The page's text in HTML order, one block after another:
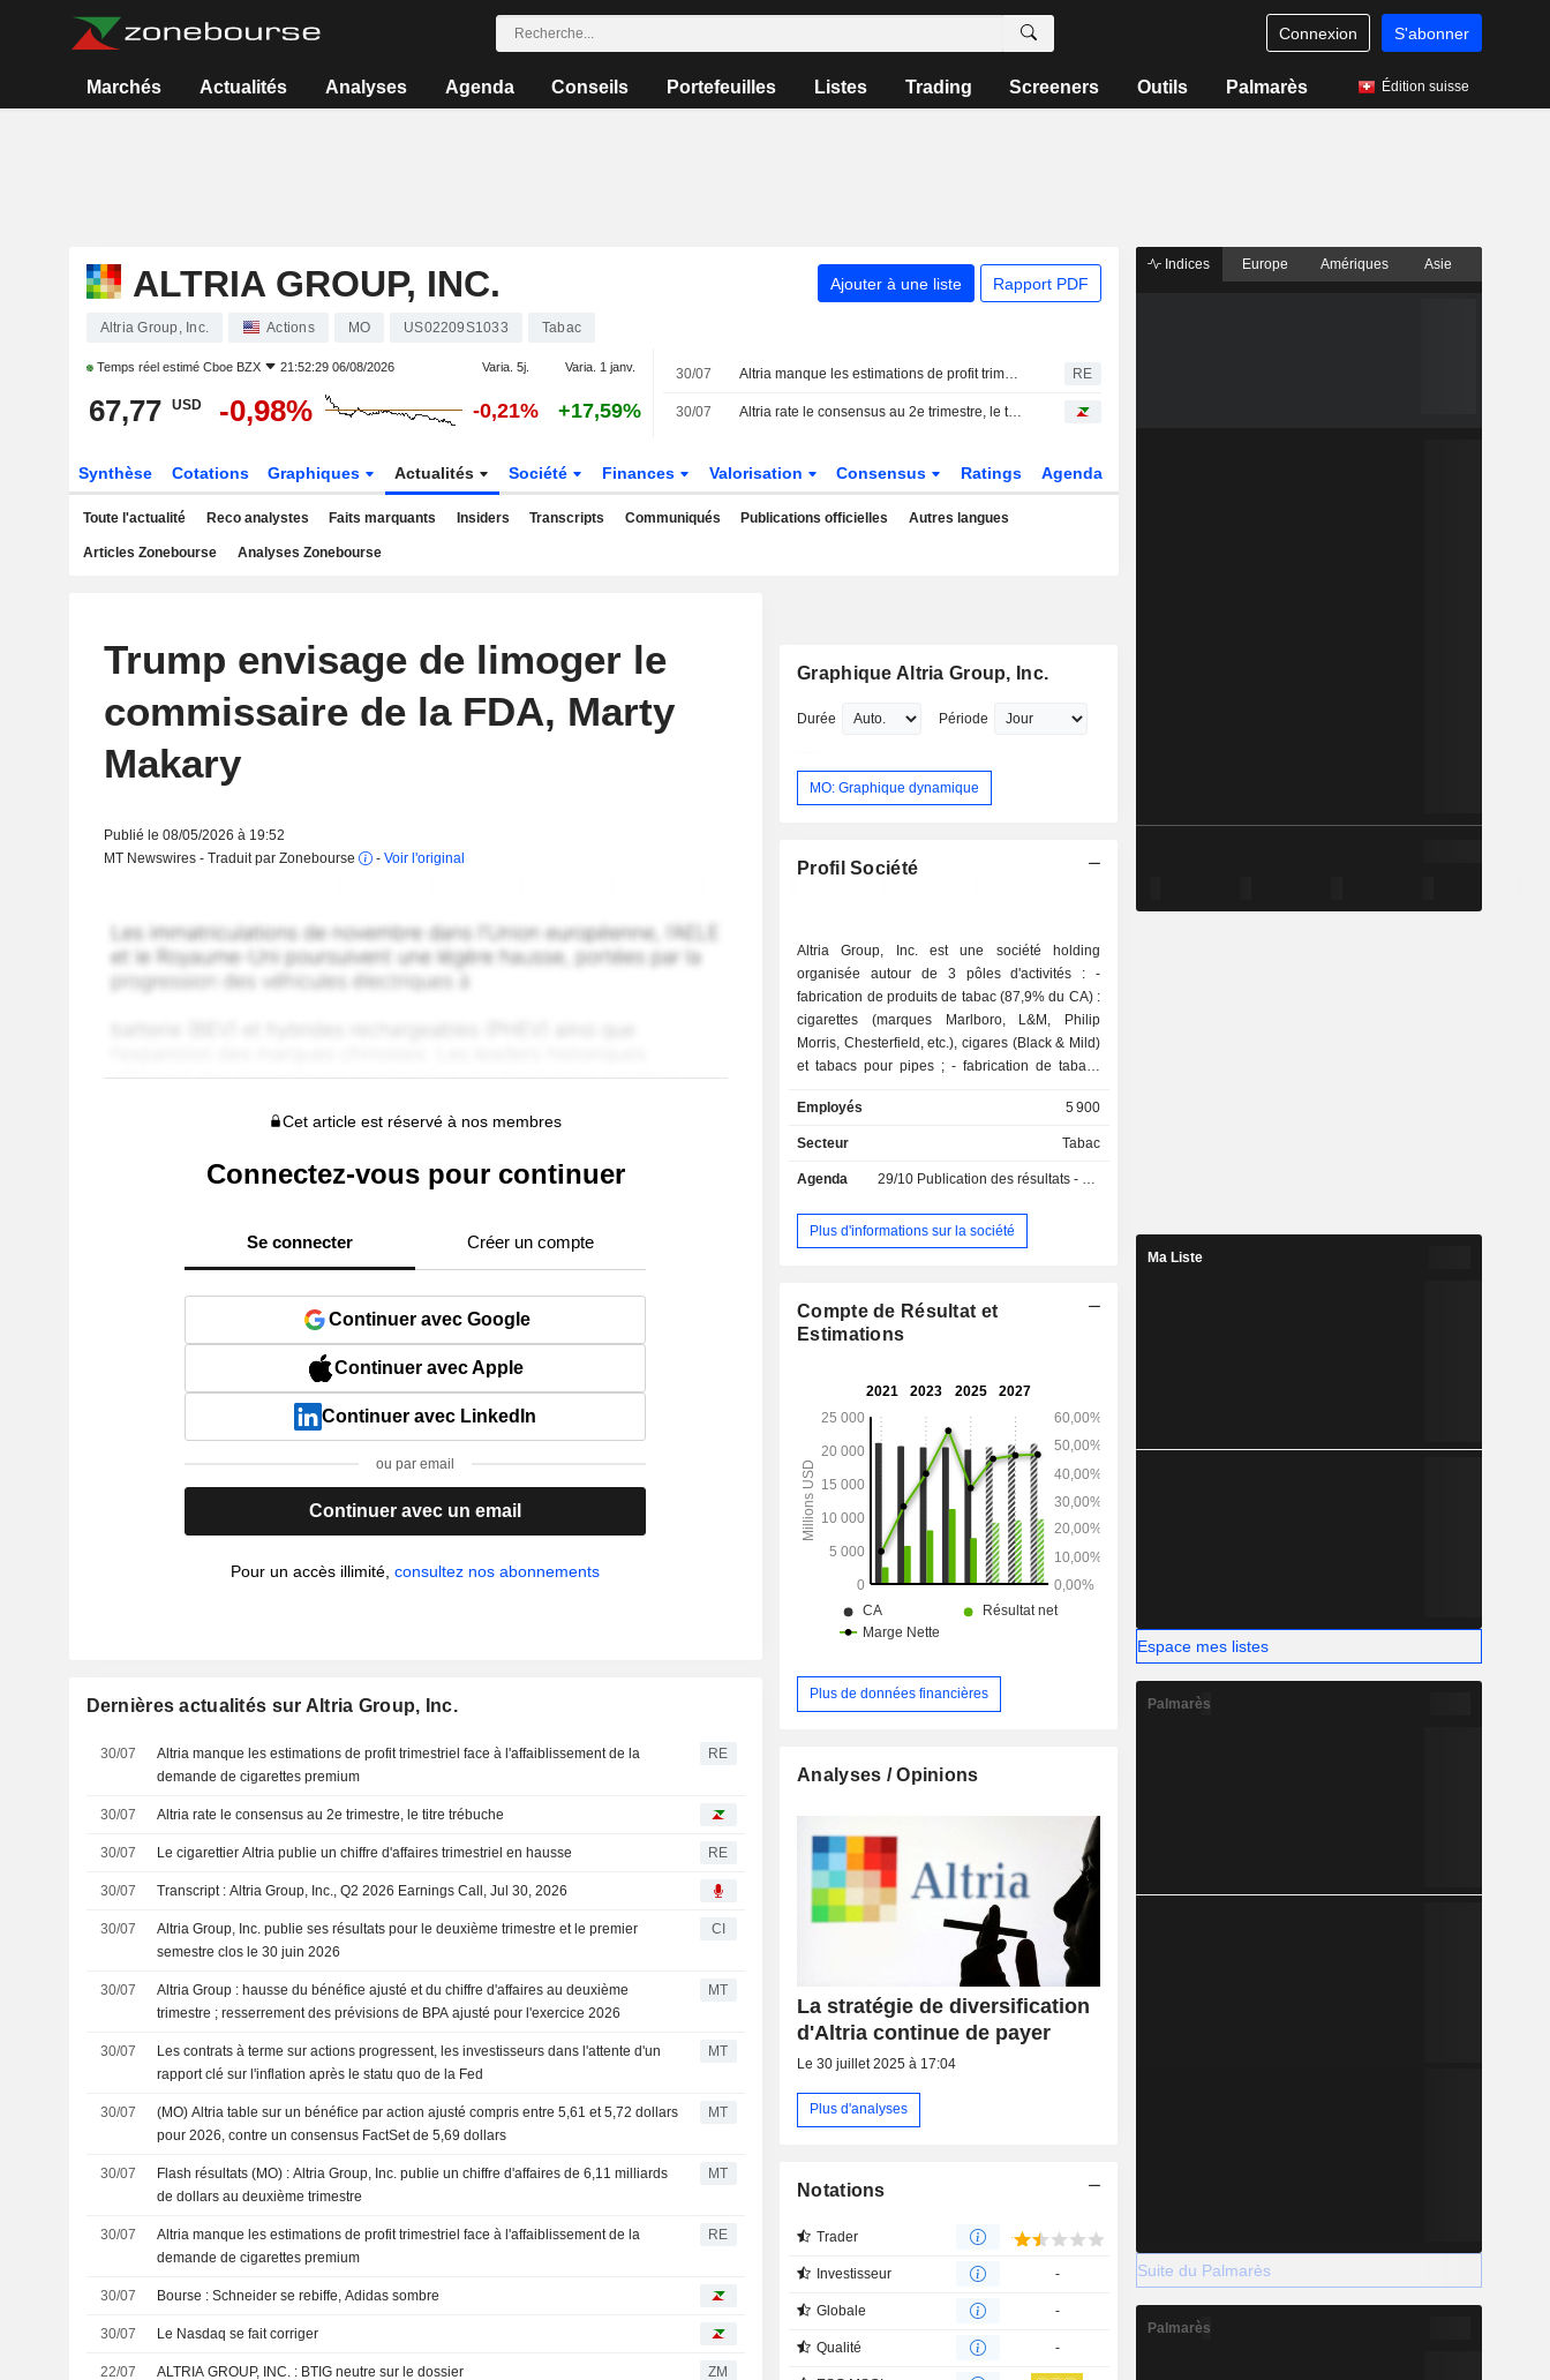
Connexion S'abonner
Marchés Actualités Analyses Agenda Conseils Portefeuilles Listes Trading Screeners Outils Palmarès Édition suisse
ALTRIA GROUP, INC. Ajouter à une liste Rapport PDF
Altria Group, Inc. Actions MO US02209S1033 Tabac
Temps réel estimé Cboe BZX 21:52:29 06/08/2026 Varia. 5j. Varia. 1 janv.
67,77 USD -0,98% -0,21% +17,59%
30/07 Altria manque les estimations de profit trimestriel face à l'affaiblissement de la demande de cigarettes premium RE
30/07 Altria rate le consensus au 2e trimestre, le titre trébuche
Synthèse Cotations Graphiques Actualités Société Finances Valorisation Consensus Ratings Agenda
Toute l'actualité Reco analystes Faits marquants Insiders Transcripts Communiqués Publications officielles Autres langues
Articles Zonebourse Analyses Zonebourse
Trump envisage de limoger le
commissaire de la FDA, Marty
Makary
Publié le 08/05/2026 à 19:52
MT Newswires - Traduit par Zonebourse
- Voir l'original
Cet article est réservé à nos membres
Connectez-vous pour continuer
Se connecter Créer un compte
Continuer avec Google
Continuer avec Apple
Continuer avec LinkedIn
ou par email
Continuer avec un email
Pour un accès illimité,consultez nos abonnements
Dernières actualités sur Altria Group, Inc.
30/07
Altria manque les estimations de profit trimestriel face à l'affaiblissement de la
demande de cigarettes premium
RE
30/07 Altria rate le consensus au 2e trimestre, le titre trébuche
30/07 Le cigarettier Altria publie un chiffre d'affaires trimestriel en hausse RE
30/07 Transcript : Altria Group, Inc., Q2 2026 Earnings Call, Jul 30, 2026
30/07
Altria Group, Inc. publie ses résultats pour le deuxième trimestre et le premier
semestre clos le 30 juin 2026
CI
30/07
Altria Group : hausse du bénéfice ajusté et du chiffre d'affaires au deuxième
trimestre ; resserrement des prévisions de BPA ajusté pour l'exercice 2026
MT
30/07
Les contrats à terme sur actions progressent, les investisseurs dans l'attente d'un
rapport clé sur l'inflation après le statu quo de la Fed
MT
30/07
(MO) Altria table sur un bénéfice par action ajusté compris entre 5,61 et 5,72 dollars
pour 2026, contre un consensus FactSet de 5,69 dollars
MT
30/07
Flash résultats (MO) : Altria Group, Inc. publie un chiffre d'affaires de 6,11 milliards
de dollars au deuxième trimestre
MT
30/07
Altria manque les estimations de profit trimestriel face à l'affaiblissement de la
demande de cigarettes premium
RE
30/07 Bourse : Schneider se rebiffe, Adidas sombre
30/07 Le Nasdaq se fait corriger
22/07 ALTRIA GROUP, INC. : BTIG neutre sur le dossier ZM
Graphique Altria Group, Inc.
Durée Période
MO: Graphique dynamique
Profil Société
Altria Group, Inc. est une société holding
organisée autour de 3 pôles d'activités : -
fabrication de produits de tabac (87,9% du CA) :
cigarettes (marques Marlboro, L&M, Philip
Morris, Chesterfield, etc.), cigares (Black & Mild)
et tabacs pour pipes ; - fabrication de tabacs
Employés 5 900
Secteur Tabac
Agenda 29/10 Publication des résultats - Q3 2026
Plus d'informations sur la société
Compte de Résultat et
Estimations
Plus de données financières
Analyses / Opinions
La stratégie de diversification
d'Altria continue de payer
Le 30 juillet 2025 à 17:04
Plus d'analyses
Notations
Trader
Investisseur -
Globale -
Qualité -
Indices Europe Amériques Asie
Ma Liste
Espace mes listes
Palmarès
Suite du Palmarès
Palmarès